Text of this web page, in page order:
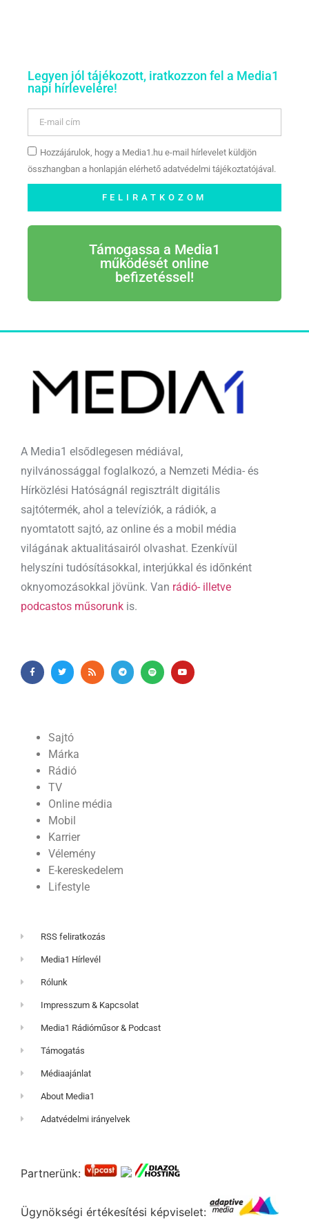
Legyen jól tájékozott, iratkozzon fel a Media1
napi hírlevelére!
Hozzájárulok, hogy a Media1.hu e-mail hírlevelet küldjön
összhangban a honlapján elérhető adatvédelmi tájékoztatójával.
FELIRATKOZOM
Támogassa a Media1
működését online
befizetéssel!
A Media1 elsődlegesen médiával,
nyilvánossággal foglalkozó, a Nemzeti Média- és
Hírközlési Hatóságnál regisztrált digitális
sajtótermék, ahol a televíziók, a rádiók, a
nyomtatott sajtó, az online és a mobil média
világának aktualitásairól olvashat. Ezenkívül
helyszíni tudósításokkal, interjúkkal és időnként
oknyomozásokkal jövünk. Van rádió- illetve
podcastos műsorunk is.
Sajtó
Márka
Rádió
TV
Online média
Mobil
Karrier
Vélemény
E-kereskedelem
Lifestyle
RSS feliratkozás
Media1 Hírlevél
Rólunk
Impresszum & Kapcsolat
Media1 Rádióműsor & Podcast
Támogatás
Médiaajánlat
About Media1
Adatvédelmi irányelvek
Partnerünk:
Ügynökségi értékesítési képviselet: